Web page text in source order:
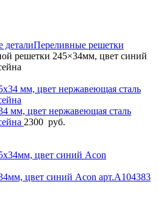
деталиПереливные решетки
решетки 245×34мм, цвет синий
мм, цвет нержавеющая сталь
2300 руб.
цвет синий Acon арт.A104383